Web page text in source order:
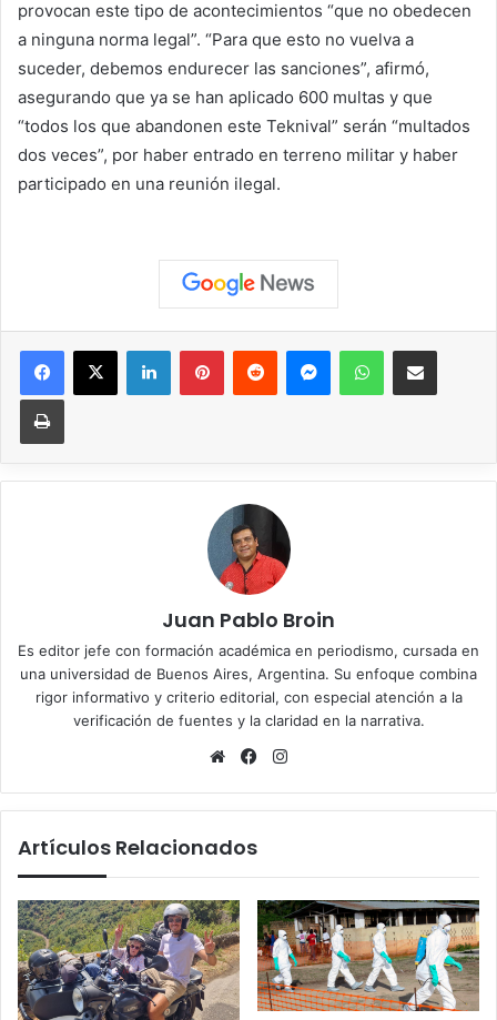
provocan este tipo de acontecimientos “que no obedecen
a ninguna norma legal”. “Para que esto no vuelva a
suceder, debemos endurecer las sanciones”, afirmó,
asegurando que ya se han aplicado 600 multas y que
“todos los que abandonen este Teknival” serán “multados
dos veces”, por haber entrado en terreno militar y haber
participado en una reunión ilegal.
Facebook
X LinkedInPinterestReddit MessengerWhatsAppCompartir vía correo
Imprimir
Juan Pablo Broin
Es editor jefe con formación académica en periodismo, cursada en
una universidad de Buenos Aires, Argentina. Su enfoque combina
rigor informativo y criterio editorial, con especial atención a la
verificación de fuentes y la claridad en la narrativa.
Sitio
Facebook
Artículos Relacionados